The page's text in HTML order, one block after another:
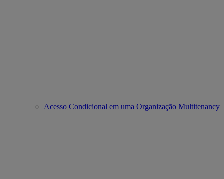
Acesso Condicional em uma Organização Multitenancy